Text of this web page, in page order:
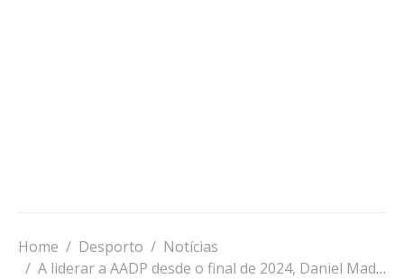
Home Desporto
Notícias
A liderar a AADP desde o final de 2024, Daniel Madeira quer dar um recomeço à modalidade no Alto Alentejo